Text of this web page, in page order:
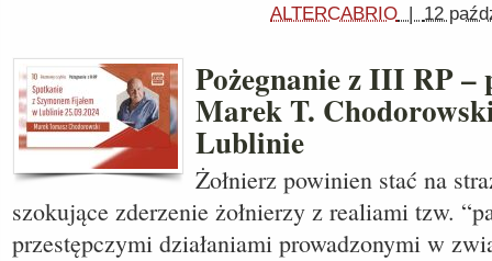
ALTERCABRIO | 12
Pożegnanie z III RP –
Marek T.
Lublinie
Żołnierz powinien stać na
szokujące zderzenie żołnierzy z realiami tzw.
przestępczymi działaniami prowadzonymi w